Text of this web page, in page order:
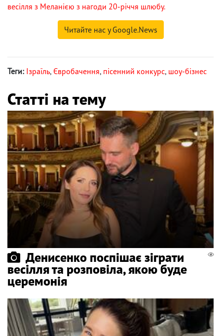
весілля з Меланією з нагоди 20-річчя шлюбу.
Читайте нас у Google.News
Теги: Ізраїль, Євробачення, пісенний конкурс, шоу-бізнес
Статті на тему
Денисенко поспішає зіграти
весілля та розповіла, якою буде
церемонія